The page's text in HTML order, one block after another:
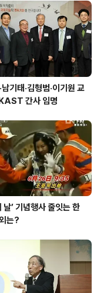
의학
별
의..
남기태·김형범·이기원 교
간사 임명
날’ 기념행사 줄잇는 한
는?